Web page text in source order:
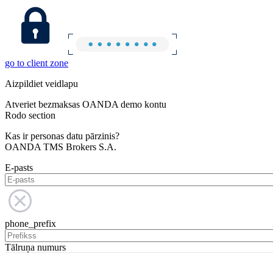
go to client zone
Aizpildiet veidlapu
Atveriet bezmaksas OANDA demo kontu
Rodo section
Kas ir personas datu pārzinis?
OANDA TMS Brokers S.A.
E-pasts
phone_prefix
Tālruņa numurs